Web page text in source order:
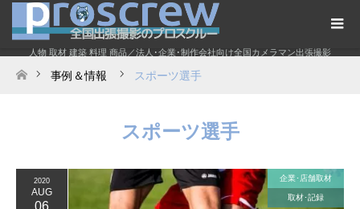
人物 取材 建築 料理 商品／法人･企業･制作会社向け全国カメラマン出張撮影
ホーム
事例＆情報 スポーツ選手
スポーツ選手
2020
AUG
06
企業･店舗取材
取材･記録